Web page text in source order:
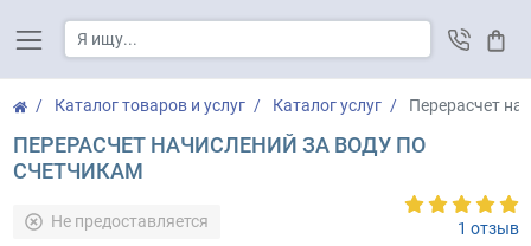
Каталог товаров и услуг Каталог услуг Перерасчет
ПЕРЕРАСЧЕТ НАЧИСЛЕНИЙ ЗА ВОДУ ПО
СЧЕТЧИКАМ
Не предоставляется
1 отзыв